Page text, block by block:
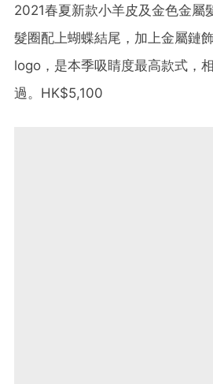
2021春夏新款小羊皮及金色金屬
髮圈配上蝴蝶結尾，加上金屬鏈
logo，是本季吸睛度最高款式，
過。HK$5,100